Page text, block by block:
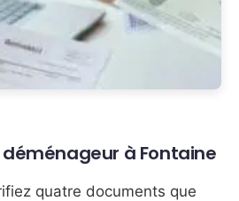
à Fontaine
quatre documents que